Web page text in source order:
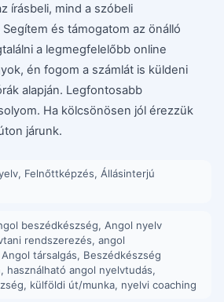
írásbeli, mind a szóbeli
és támogatom az önálló
a legmegfelelőbb online
én fogom a számlát is küldeni
alapján. Legfontosabb
Ha kölcsönösen jól érezzük
járunk.
, Felnőttképzés, Állásinterjú
beszédkészség, Angol nyelv
rendszerezés, angol
Angol társalgás, Beszédkészség
, használható angol nyelvtudás,
, külföldi út/munka, nyelvi coaching